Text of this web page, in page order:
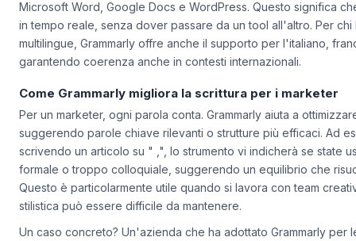
Un altro punto di forza è l'integrazione con i principali editor di
Microsoft Word, Google Docs e WordPress. Questo significa
in tempo reale, senza dover passare da un tool all'altro. Per chi
multilingue, Grammarly offre anche il supporto per l'italiano,
Come Grammarly migliora la scrittura per i marketer
Per un marketer, ogni parola conta. Grammarly aiuta a
suggerendo parole chiave rilevanti o strutture più efficaci. Ad
scrivendo un articolo su " ,", lo strumento vi indicherà se state
formale o troppo colloquiale, suggerendo un equilibrio che
Questo è particolarmente utile quando si lavora con team
stilistica può essere difficile da mantenere.